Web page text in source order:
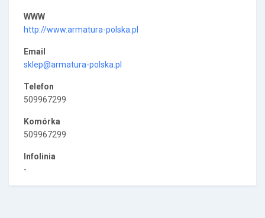
WWW
http://www.armatura-polska.pl
Email
sklep@armatura-polska.pl
Telefon
509967299
Komórka
509967299
Infolinia
-